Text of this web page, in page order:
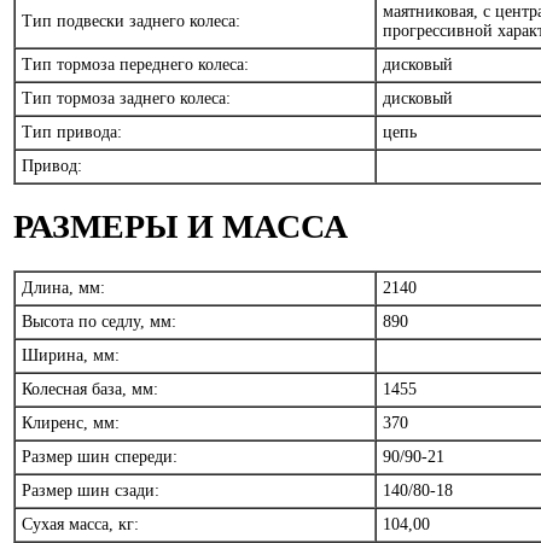
Тип подвески заднего колеса:
маятниковая, с
прогрессивной
Тип тормоза переднего колеса:
дисковый
Тип тормоза заднего колеса:
дисковый
Тип привода:
цепь
Привод:
РАЗМЕРЫ И МАССА
Длина, мм:
2140
Высота по седлу, мм:
890
Ширина, мм:
Колесная база, мм:
1455
Клиренс, мм:
370
Размер шин спереди:
90/90-21
Размер шин сзади:
140/80-18
Сухая масса, кг:
104,00